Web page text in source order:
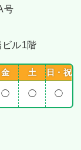
号
ビル1階
金 土
日・祝
◯ ◯ ◯